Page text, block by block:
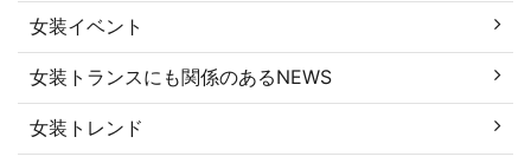
女装イベント
女装トランスにも関係のあるNEWS
女装トレンド